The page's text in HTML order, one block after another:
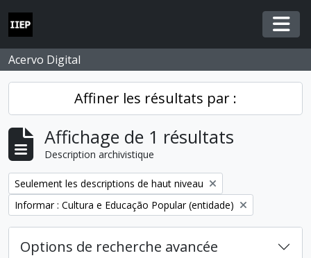
Skip to main content
Acervo Digital
Affiner les résultats par :
Affichage de 1 résultats
Description archivistique
Remove filter:
Seulement les descriptions de haut niveau
Remove filter:
Informar : Cultura e Educação Popular (entidade)
Options de recherche avancée